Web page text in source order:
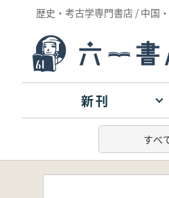
歴史・考古学専門書店 / 中国
新刊